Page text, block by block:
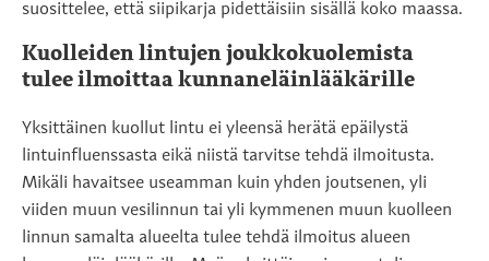
suosittelee, että siipikarja pidettäisiin sisällä koko maassa.
Kuolleiden lintujen joukkokuolemista
tulee ilmoittaa kunnaneläinlääkärille
Yksittäinen kuollut lintu ei yleensä herätä epäilystä
lintuinfluenssasta eikä niistä tarvitse tehdä ilmoitusta.
Mikäli havaitsee useamman kuin yhden joutsenen, yli
viiden muun vesilinnun tai yli kymmenen muun kuolleen
linnun samalta alueelta tulee tehdä ilmoitus alueen